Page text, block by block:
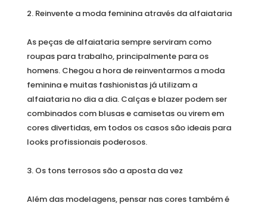
2. Reinvente a moda feminina através da alfaiataria
As peças de alfaiataria sempre serviram como
roupas para trabalho, principalmente para os
homens. Chegou a hora de reinventarmos a moda
feminina e muitas fashionistas já utilizam a
alfaiataria no dia a dia. Calças e blazer podem ser
combinados com blusas e camisetas ou virem em
cores divertidas, em todos os casos são ideais para
looks profissionais poderosos.
3. Os tons terrosos são a aposta da vez
Além das modelagens, pensar nas cores também é